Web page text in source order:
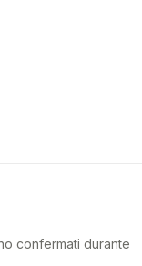
confermati durante